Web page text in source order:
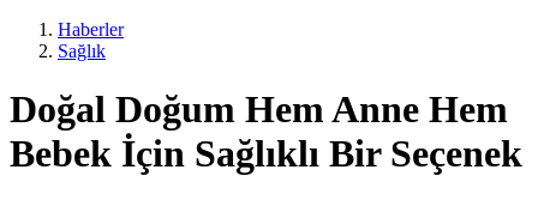
Haberler
Sağlık
Doğal Doğum Hem Anne Hem
Bebek İçin Sağlıklı Bir Seçenek